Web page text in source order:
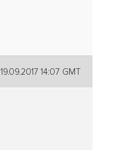
19.09.2017 14:07 GMT